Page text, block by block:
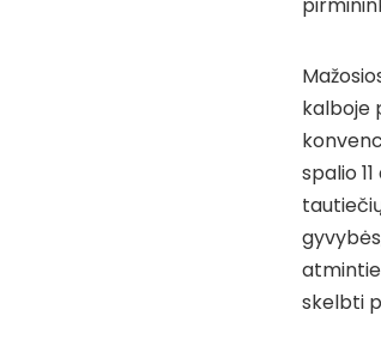
kalboje
spalio
skelbti